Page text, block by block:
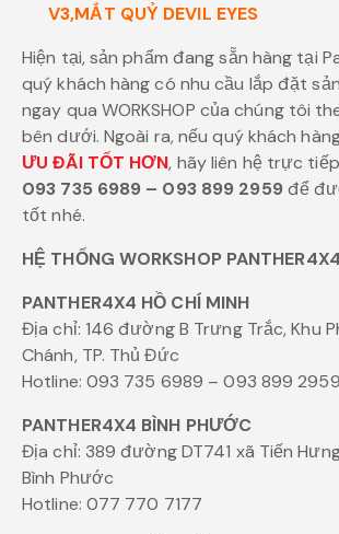
V3,MẮT QUỶ DEVIL EYES
Hiện tại, sản phẩm đang sẵn hàng tại
quý khách hàng có nhu cầu lắp đặt
ngay qua WORKSHOP của chúng tôi
bên dưới. Ngoài ra, nếu quý khách
ƯU ĐÃI TỐT HƠN, hãy liên hệ trực
093 735 6989 – 093 899 2959để
tốt nhé.
HỆ THỐNG WORKSHOP PANTHER4X4
PANTHER4X4 HỒ CHÍ MINH
Địa chỉ: 146 đường B Trưng Trắc, Khu
Chánh, TP. Thủ Đức
Hotline: 093 735 6989 – 093 899 2959
PANTHER4X4 BÌNH PHƯỚC
Địa chỉ: 389 đường DT741 xã Tiến
Bình Phước
Hotline: 077 770 7177